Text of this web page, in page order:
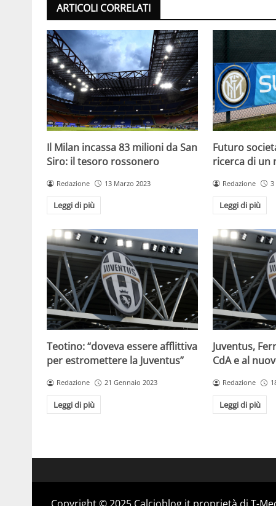
ARTICOLI CORRELATI
Il Milan incassa 83 milioni da San
Siro: il tesoro rossonero
Redazione 13 Marzo 2023
Leggi di più
Futuro
ricerca di un
Redazione
Leggi di più
Teotino: “doveva essere afflittiva
per estromettere la Juventus”
Redazione 21 Gennaio 2023
Leggi di più
Juventus,
CdA e al
Redazione
Leggi di più